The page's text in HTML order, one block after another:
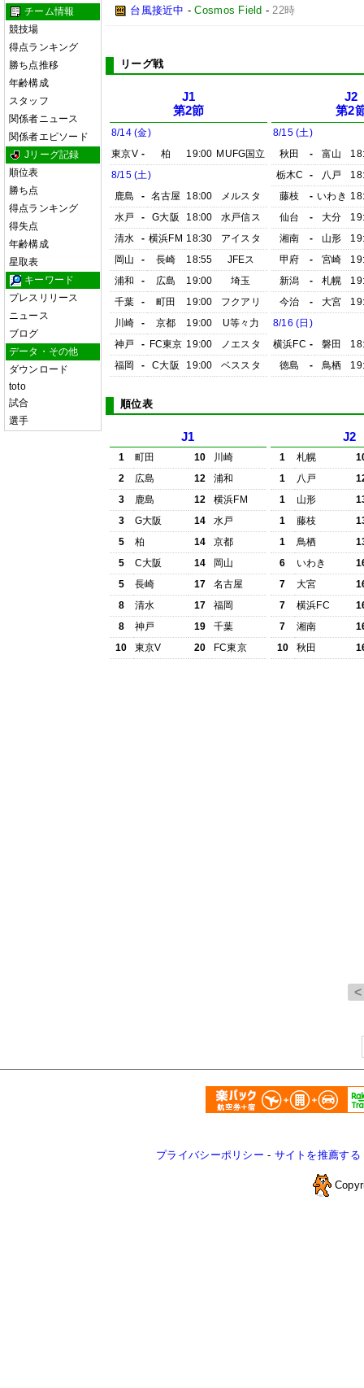
チーム情報
競技場
得点ランキング
勝ち点推移
年齢構成
スタッフ
関係者ニュース
関係者エピソード
Jリーグ記録
順位表
勝ち点
得点ランキング
得失点
年齢構成
星取表
キーワード
プレスリリース
ニュース
ブログ
データ・その他
ダウンロード
toto
試合
選手
台風接近中 -Cosmos Field -22時
リーグ戦
J1
第2節
8/14 (金)
東京V - 柏 19:00 MUFG国立
8/15 (土)
鹿島
- 名古屋 18:00
メルスタ
水戸
- G大阪 18:00
水戸信ス
清水
- 横浜FM 18:30
アイスタ
岡山
- 長崎 18:55
JFEス
浦和
- 広島 19:00
埼玉
千葉
- 町田 19:00
フクアリ
川崎
- 京都 19:00
U等々力
神戸
- FC東京 19:00
ノエスタ
福岡
- C大阪 19:00 ベススタ
J2
第2
8/15 (土)
秋田
- 富山
栃木C
- 八戸
藤枝
- いわき
仙台
- 大分
湘南
- 山形
甲府
- 宮崎
新潟
- 札幌
今治
- 大宮
8/16 (日)
横浜FC - 磐田
徳島
- 鳥栖
順位表
J1
1 町田 10
川崎
2
広島 12
浦和
3
鹿島 12
横浜FM
3
G大阪 14
水戸
5
柏 14
京都
5
C大阪 14
岡山
5
長崎 17
名古屋
8
清水 17
福岡
8
神戸 19
千葉
10
東京V 20 FC東京
J2
1 札幌
1
八戸
1
山形
1
藤枝
1
鳥栖
6
いわき
7
大宮
7
横浜FC
7
湘南
10
秋田
プライバシーポリシー - サイトを推薦する